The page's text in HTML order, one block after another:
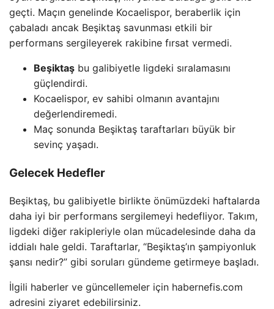
geçti. Maçın genelinde Kocaelispor, beraberlik için
çabaladı ancak Beşiktaş savunması etkili bir
performans sergileyerek rakibine fırsat vermedi.
Beşiktaş bu galibiyetle ligdeki sıralamasını
güçlendirdi.
Kocaelispor, ev sahibi olmanın avantajını
değerlendiremedi.
Maç sonunda Beşiktaş taraftarları büyük bir
sevinç yaşadı.
Gelecek Hedefler
Beşiktaş, bu galibiyetle birlikte önümüzdeki haftalarda
daha iyi bir performans sergilemeyi hedefliyor. Takım,
ligdeki diğer rakipleriyle olan mücadelesinde daha da
iddialı hale geldi. Taraftarlar, “Beşiktaş’ın şampiyonluk
şansı nedir?” gibi soruları gündeme getirmeye başladı.
İlgili haberler ve güncellemeler için habernefis.com
adresini ziyaret edebilirsiniz.